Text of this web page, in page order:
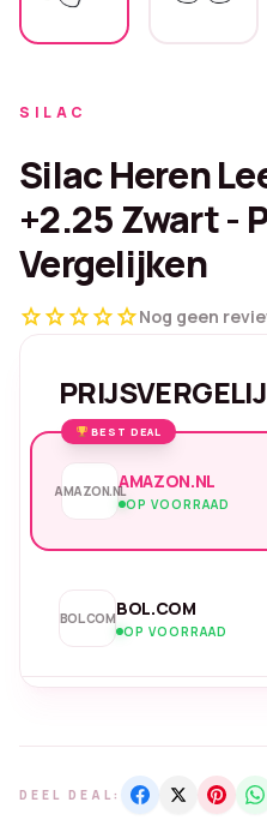
SILAC
Silac Heren
+2.25 Zwart -
Vergelijken
starstarstarstarstarNog geen
BEST DEAL
AMAZON.NLAMAZON.NL
OP VOORRAAD
BOL.COMBOL.COM
OP VOORRAAD
DEEL DEAL: